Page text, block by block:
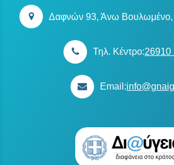
Δαφνών 93, Άνω Βουλωμένο,
Τηλ. Κέντρο:26910
Email: